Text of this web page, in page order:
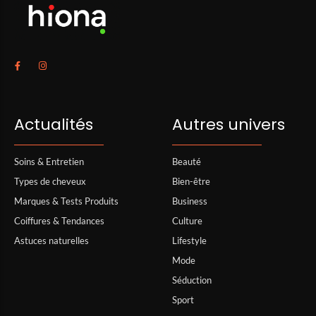
Actualités
Soins & Entretien
Types de cheveux
Marques & Tests Produits
Coiffures & Tendances
Astuces naturelles
Autres univers
Beauté
Bien-être
Business
Culture
Lifestyle
Mode
Séduction
Sport